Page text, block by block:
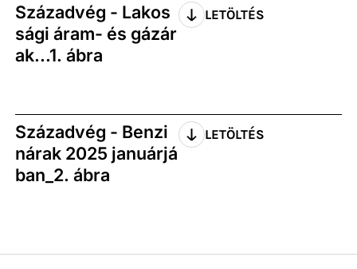
Századvég - Lakos
sági áram- és gázár
ak...1. ábra
LETÖLTÉS
Századvég - Benzi
nárak 2025 januárjá
ban_2. ábra
LETÖLTÉS